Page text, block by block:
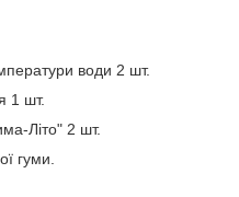
води 2 шт.
1 шт.
Літо" 2 шт.
гуми.